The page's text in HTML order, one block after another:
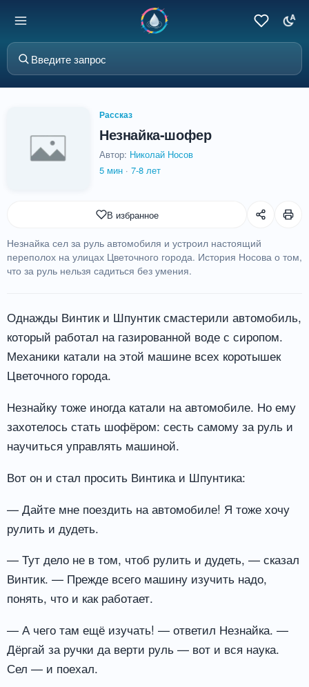
Рассказ
Незнайка-шофер
Автор: Николай Носов
5 мин · 7-8 лет
Незнайка сел за руль автомобиля и устроил настоящий
переполох на улицах Цветочного города. История Носова о том,
что за руль нельзя садиться без умения.
В избранное
Однажды Винтик и Шпунтик смастерили автомобиль,
который работал на газированной воде с сиропом.
Механики катали на этой машине всех коротышек
Цветочного города.
Незнайку тоже иногда катали на автомобиле. Но ему
захотелось стать шофёром: сесть самому за руль и
научиться управлять машиной.
Вот он и стал просить Винтика и Шпунтика:
— Дайте мне поездить на автомобиле! Я тоже хочу
рулить и дудеть.
— Тут дело не в том, чтоб рулить и дудеть, — сказал
Винтик. — Прежде всего машину изучить надо,
понять, что и как работает.
— А чего там ещё изучать! — ответил Незнайка. —
Дёргай за ручки да верти руль — вот и вся наука.
Сел — и поехал.